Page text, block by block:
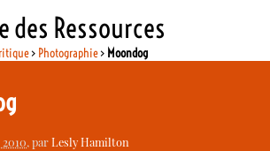
des Ressources
> Photographie> Moondog
, parLesly Hamilton